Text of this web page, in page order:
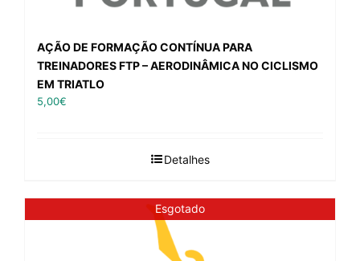
AÇÃO DE FORMAÇÃO CONTÍNUA PARA
TREINADORES FTP – AERODINÂMICA NO CICLISMO
EM TRIATLO
5,00€
Detalhes
Esgotado